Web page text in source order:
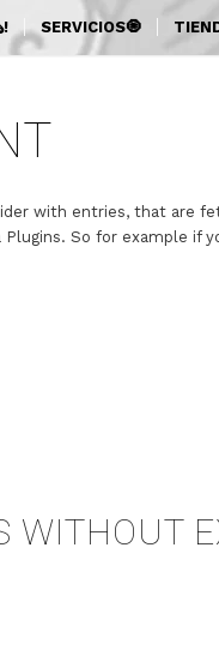
SERVICIOS🧿
with entries, that are
So for example if
WITHOUT